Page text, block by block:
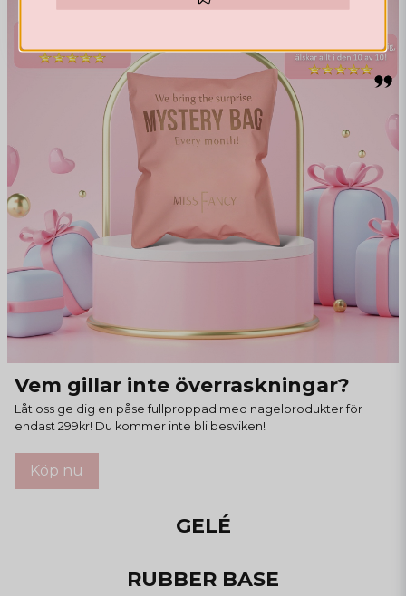
Vem gillar inte överraskningar?
Låt oss ge dig en påse fullproppad med nagelprodukter för
endast 299kr! Du kommer inte bli besviken!
Köp nu
GELÉ
RUBBER BASE